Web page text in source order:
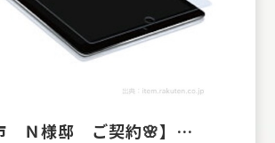
Ｎ様邸 ご契約🌸】…